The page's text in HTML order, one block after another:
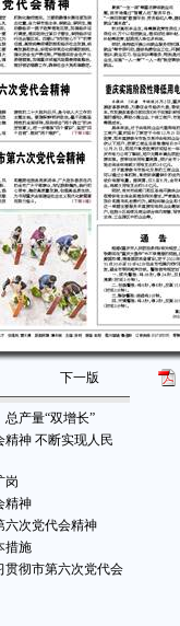
下一版
产量“双增长”
神 不断实现人民
岗
精神
六次党代会精神
措施
贯彻市第六次党代会